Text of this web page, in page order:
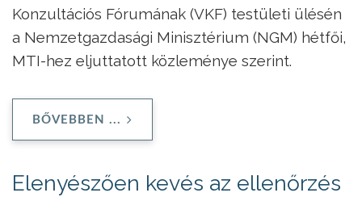
Konzultációs Fórumának (VKF) testületi ülésén
a Nemzetgazdasági Minisztérium (NGM) hétfői,
MTI-hez eljuttatott közleménye szerint.
BŐVEBBEN ...
Elenyészően kevés az ellenőrzés